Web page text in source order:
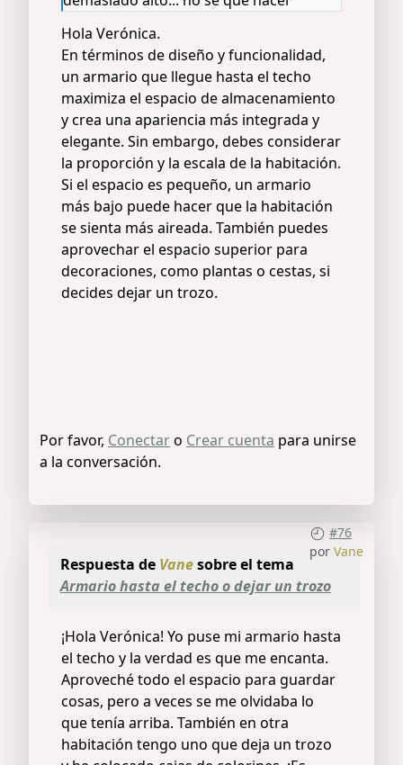
Hola Verónica.
En términos de diseño y funcionalidad,
un armario que llegue hasta el techo
maximiza el espacio de almacenamiento
y crea una apariencia más integrada y
elegante. Sin embargo, debes considerar
la proporción y la escala de la habitación.
Si el espacio es pequeño, un armario
más bajo puede hacer que la habitación
se sienta más aireada. También puedes
aprovechar el espacio superior para
decoraciones, como plantas o cestas, si
decides dejar un trozo.
Por favor, Conectaro Crear cuenta para unirse
a la conversación.
#76
por Vane
Respuesta de Vanesobre el tema
Armario hasta el techo o dejar un trozo
¡Hola Verónica! Yo puse mi armario hasta
el techo y la verdad es que me encanta.
Aproveché todo el espacio para guardar
cosas, pero a veces se me olvidaba lo
que tenía arriba. También en otra
habitación tengo uno que deja un trozo